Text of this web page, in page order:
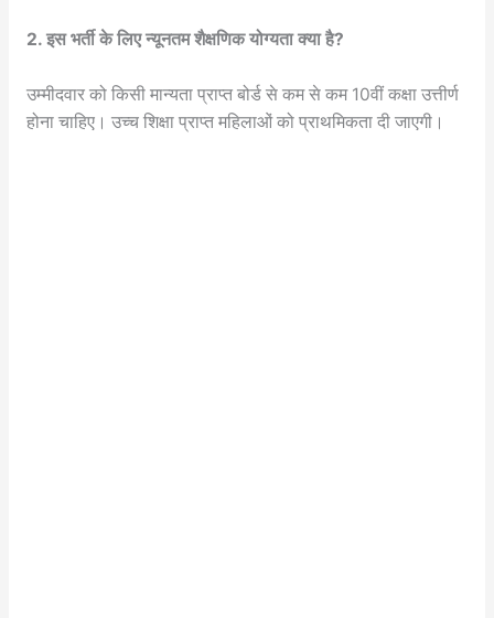
2. इस भर्ती के लिए न्यूनतम शैक्षणिक योग्यता क्या है?
उम्मीदवार को किसी मान्यता प्राप्त बोर्ड से कम से कम 10वीं कक्षा उत्तीर्ण
होना चाहिए। उच्च शिक्षा प्राप्त महिलाओं को प्राथमिकता दी जाएगी।